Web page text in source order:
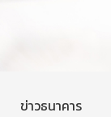
ข่าวธนาคาร